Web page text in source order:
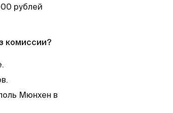
рублей
комиссии?
Мюнхен в